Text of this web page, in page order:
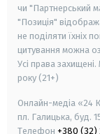
чи "Партнерський
"Позиція"
не поділяти їхніх
цитування можна
Усі права захищені.
року (21+)
Онлайн-медіа «24
пл. Галицька, буд.
Телефон +380 (32)